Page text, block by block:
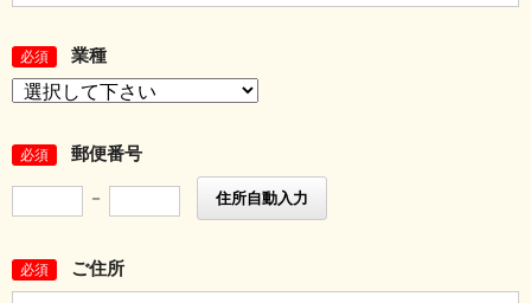
必須 業種
必須 郵便番号
－ 住所自動入力
必須 ご住所